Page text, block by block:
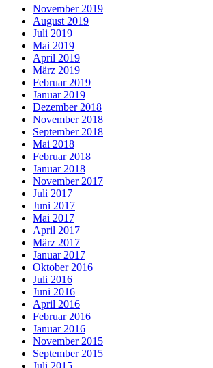
November 2019
August 2019
Juli 2019
Mai 2019
April 2019
März 2019
Februar 2019
Januar 2019
Dezember 2018
November 2018
September 2018
Mai 2018
Februar 2018
Januar 2018
November 2017
Juli 2017
Juni 2017
Mai 2017
April 2017
März 2017
Januar 2017
Oktober 2016
Juli 2016
Juni 2016
April 2016
Februar 2016
Januar 2016
November 2015
September 2015
Juli 2015